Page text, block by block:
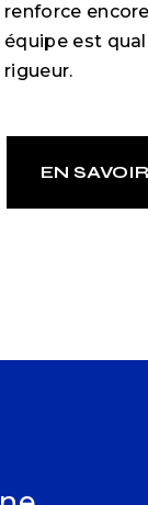
renforce
équipe est
rigueur.
EN